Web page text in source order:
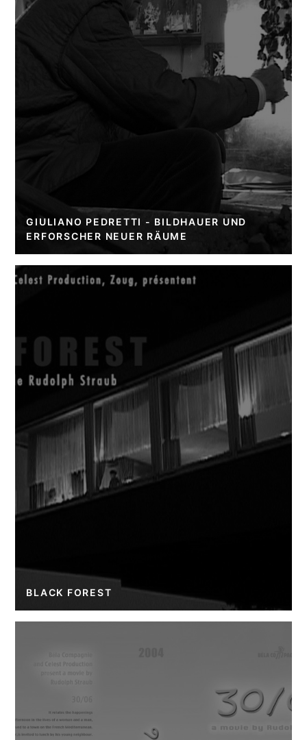
GIULIANO PEDRETTI - BILDHAUER UND
ERFORSCHER NEUER RÄUME
BLACK FOREST